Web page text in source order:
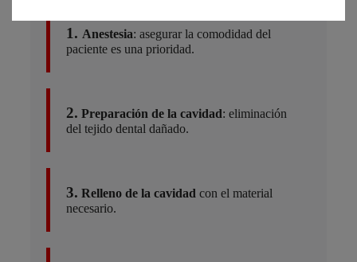
1. Anestesia: asegurar la comodidad del
paciente es una prioridad.
2. Preparación de la cavidad: eliminación
del tejido dental dañado.
3. Relleno de la cavidad con el material
necesario.